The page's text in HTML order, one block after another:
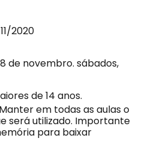
2020
de novembro. sábados,
de 14 anos.
Manter em todas as aulas o
será utilizado. Importante
para baixar